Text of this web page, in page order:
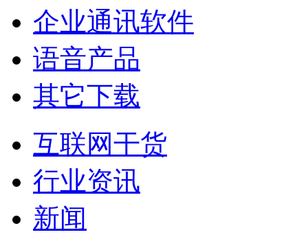
企业通讯软件
语音产品
其它下载
互联网干货
行业资讯
新闻